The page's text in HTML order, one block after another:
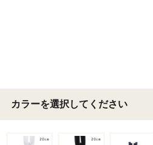
カラーを選択してください